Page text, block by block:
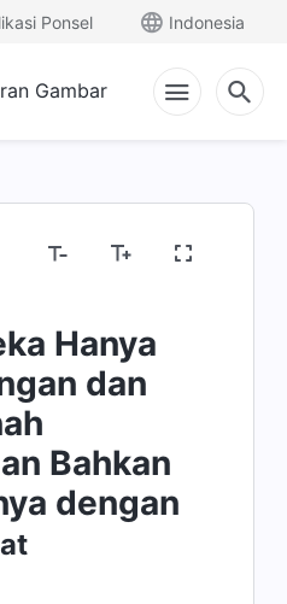
Ponsel Indonesia
Gambar
Hanya
dan
Bahkan
dengan